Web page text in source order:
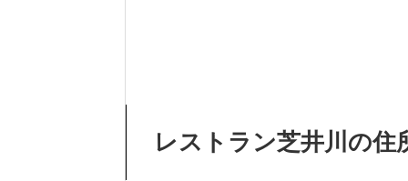
レストラン芝井川の住